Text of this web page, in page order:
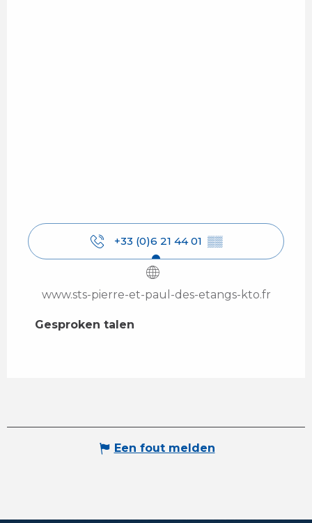
+33 (0)6 21 44 01 ▒▒
www.sts-pierre-et-paul-des-etangs-kto.fr
Gesproken talen
Gesproken talen
Een fout melden